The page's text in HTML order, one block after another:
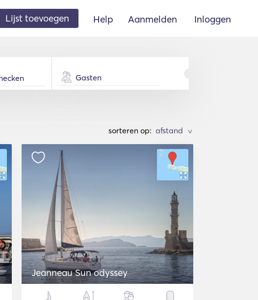
Lijst toevoegen Help Aanmelden Inloggen
Gasten
sorteren op: >
Jeanneau Sun odyssey